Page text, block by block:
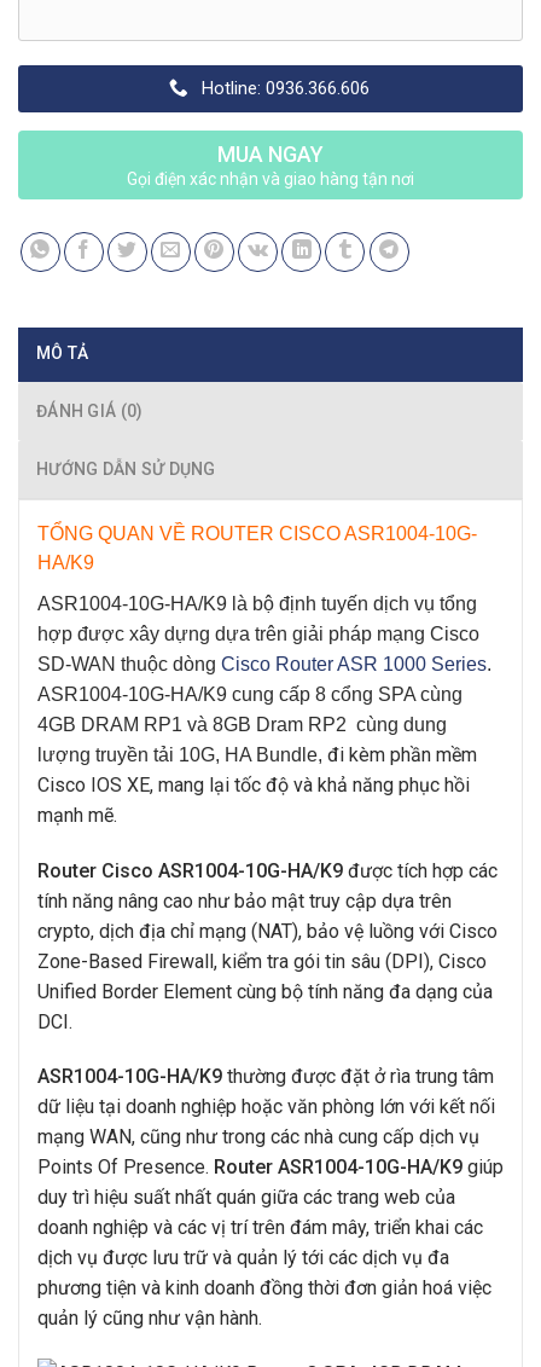
Hotline: 0936.366.606
MUA NGAY
Gọi điện xác nhận và giao hàng tận nơi
MÔ TẢ
ĐÁNH GIÁ (0)
HƯỚNG DẪN SỬ DỤNG
TỔNG QUAN VỀ ROUTER CISCO ASR1004-10G-
HA/K9
ASR1004-10G-HA/K9 là bộ định tuyến dịch vụ tổng
hợp được xây dựng dựa trên giải pháp mạng Cisco
SD-WAN thuộc dòng Cisco Router ASR 1000 Series.
ASR1004-10G-HA/K9 cung cấp 8 cổng SPA cùng
4GB DRAM RP1 và 8GB Dram RP2 cùng dung
lượng truyền tải 10G, HA Bundle, đi kèm phần mềm
Cisco IOS XE, mang lại tốc độ và khả năng phục hồi
mạnh mẽ.
Router Cisco ASR1004-10G-HA/K9 được tích hợp các
tính năng nâng cao như bảo mật truy cập dựa trên
crypto, dịch địa chỉ mạng (NAT), bảo vệ luồng với Cisco
Zone-Based Firewall, kiểm tra gói tin sâu (DPI), Cisco
Unified Border Element cùng bộ tính năng đa dạng của
DCI.
ASR1004-10G-HA/K9 thường được đặt ở rìa trung tâm
dữ liệu tại doanh nghiệp hoặc văn phòng lớn với kết nối
mạng WAN, cũng như trong các nhà cung cấp dịch vụ
Points Of Presence. Router ASR1004-10G-HA/K9 giúp
duy trì hiệu suất nhất quán giữa các trang web của
doanh nghiệp và các vị trí trên đám mây, triển khai các
dịch vụ được lưu trữ và quản lý tới các dịch vụ đa
phương tiện và kinh doanh đồng thời đơn giản hoá việc
quản lý cũng như vận hành.